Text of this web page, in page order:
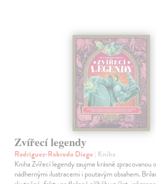
Zvířecí legendy
Rodríguez-Robredo Diego| Kniha
Kniha Zvířecí legendy zaujme krásně zpracovanou
nádhernými ilustracemi i poutavým obsahem.